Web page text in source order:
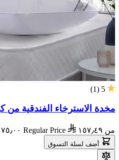
5
(
1
)
مخدة الاسترخاء الفندقية من كرز لنن
من ١٥٧٫٤٩ Regular Price
أضف لسلة التسوق